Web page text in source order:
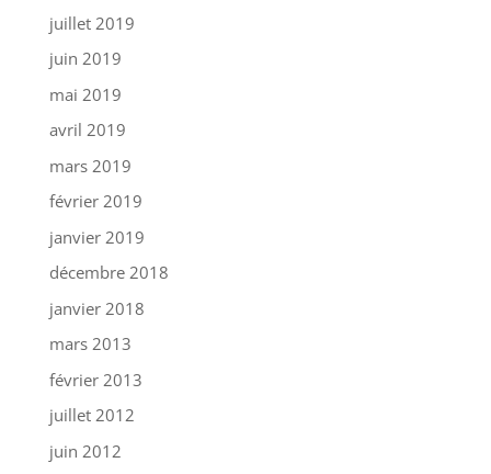
juillet 2019
juin 2019
mai 2019
avril 2019
mars 2019
février 2019
janvier 2019
décembre 2018
janvier 2018
mars 2013
février 2013
juillet 2012
juin 2012